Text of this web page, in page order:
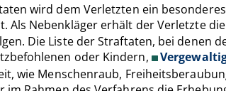
wird dem Verletzten ein
Als Nebenkläger erhält der Verletzte
Die Liste der Straftaten, bei denen
oder Kindern,
wie Menschenraub,